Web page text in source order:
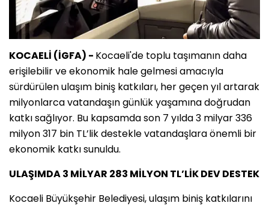
KOCAELİ (İGFA) - Kocaeli'de toplu taşımanın daha
erişilebilir ve ekonomik hale gelmesi amacıyla
sürdürülen ulaşım biniş katkıları, her geçen yıl artarak
milyonlarca vatandaşın günlük yaşamına doğrudan
katkı sağlıyor. Bu kapsamda son 7 yılda 3 milyar 336
milyon 317 bin TL’lik destekle vatandaşlara önemli bir
ekonomik katkı sunuldu.
ULAŞIMDA 3 MİLYAR 283 MİLYON TL’LİK DEV DESTEK
Kocaeli Büyükşehir Belediyesi, ulaşım biniş katkılarını